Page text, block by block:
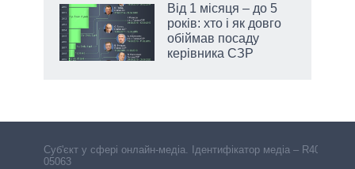
Від 1 місяця – до 5
років: хто і як довго
обіймав посаду
керівника СЗР
Cуб'єкт у сфері онлайн-медіа. Ідентифікатор медіа – R40-
05063